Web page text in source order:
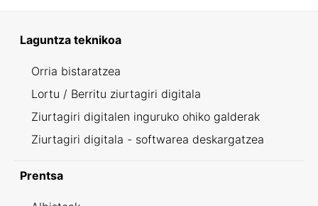
Laguntza teknikoa
Orria bistaratzea
Lortu / Berritu ziurtagiri digitala
Ziurtagiri digitalen inguruko ohiko galderak
Ziurtagiri digitala - softwarea deskargatzea
Prentsa